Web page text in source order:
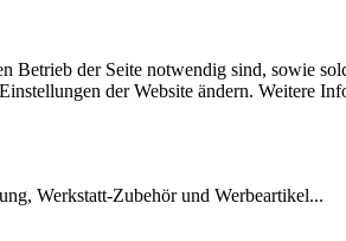
der Seite notwendig sind, sowie
der Website ändern. Weitere
Werkstatt-Zubehör und Werbeartikel...